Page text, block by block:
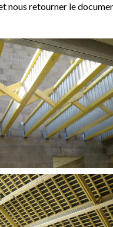
nous retourner le